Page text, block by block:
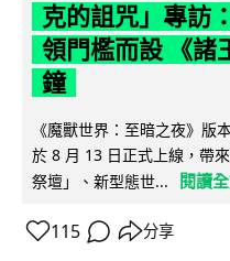
克的詛咒」專訪
領門檻而設 《諸
鐘
《魔獸世界：至暗之夜》版
於 8 月 13 日正式上線，帶
祭壇」、新型態世...
閱讀
115 分享